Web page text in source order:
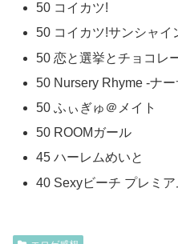
50 コイカツ!
50 コイカツ!サンシャイ
50 恋と選挙とチョコレ
50 Nursery Rhyme -ナ
50 ふぃぎゅ＠メイト
50 ROOMガール
45 ハーレムめいと
40 Sexyビーチ プレミア